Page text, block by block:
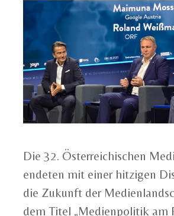
Die 32. Österreichischen
endeten mit einer hitzigen
die Zukunft der
dem Titel „Medienpolitik am